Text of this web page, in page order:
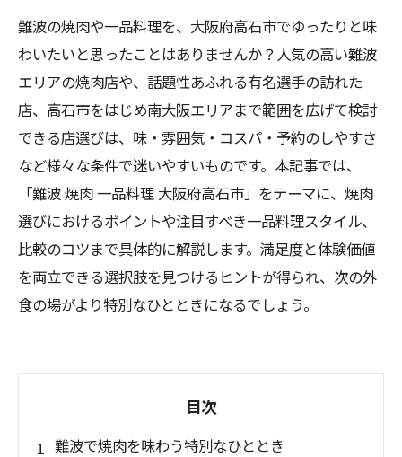
難波の焼肉や一品料理を、大阪府高石市でゆったりと味
わいたいと思ったことはありませんか？人気の高い難波
エリアの焼肉店や、話題性あふれる有名選手の訪れた
店、高石市をはじめ南大阪エリアまで範囲を広げて検討
できる店選びは、味・雰囲気・コスパ・予約のしやすさ
など様々な条件で迷いやすいものです。本記事では、
「難波 焼肉 一品料理 大阪府高石市」をテーマに、焼肉
選びにおけるポイントや注目すべき一品料理スタイル、
比較のコツまで具体的に解説します。満足度と体験価値
を両立できる選択肢を見つけるヒントが得られ、次の外
食の場がより特別なひとときになるでしょう。
目次
難波で焼肉を味わう特別なひととき